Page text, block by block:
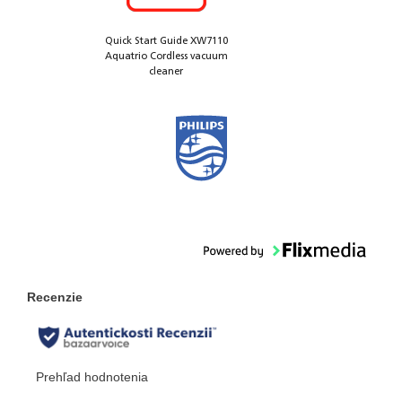
Quick Start Guide XW7110
Aquatrio Cordless vacuum
cleaner